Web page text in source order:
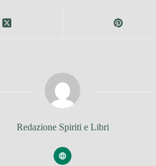
Redazione Spiriti e Libri